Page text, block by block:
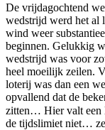
De vrijdagochtend
wedstrijd werd het al
wind weer
beginnen. Gelukkig
wedstrijd was voor
heel moeilijk zeilen.
loterij was dan een
opvallend dat de
zitten… Hier valt een
de tijdslimiet niet…